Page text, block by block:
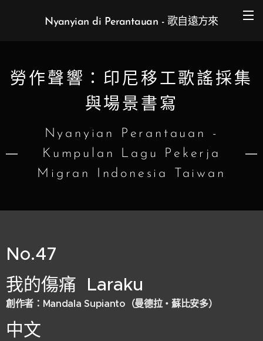
Nyanyian di Perantauan - 歌自遠方來
勞作聲響：印尼移工歌謠採集
與場景書寫
Nyanyian Perantauan -
Kumpulan Lagu Pekerja
Migran Indonesia Taiwan
No.47
我的傷痛 Laraku
創作者： Mandala Supianto （曼德拉・蘇比安多）
中文